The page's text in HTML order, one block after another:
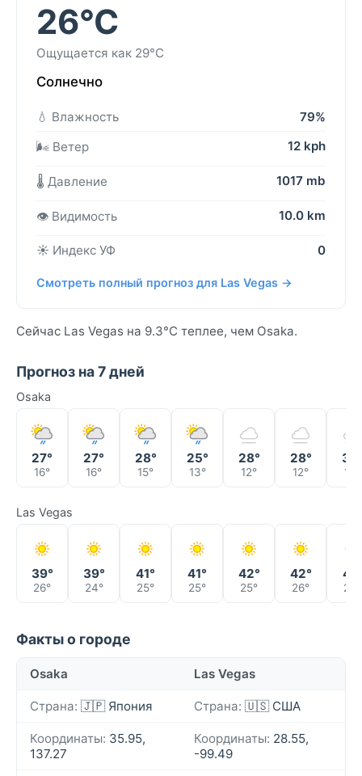
26°C
Ощущается как 29°C
Солнечно
💧 Влажность
79%
🌬️ Ветер
12 kph
🌡️ Давление 1017 mb
👁️ Видимость 10.0 km
☀️ Индекс УФ 0
Смотреть полный прогноз для Las Vegas →
Сейчас Las Vegas на 9.3°C теплее, чем Osaka.
Прогноз на 7 дней
Osaka
27°
16°
27°
16°
28°
15°
25°
13°
28°
12°
28°
12° 13°
Las Vegas
39°
26°
39°
24°
41°
25°
41°
25°
42°
25°
42°
26°
41°
25°
Факты о городе
Osaka Las Vegas
Страна: 🇯🇵 Япония Страна: 🇺🇸 США
Координаты: 35.95,
137.27
Координаты: 28.55,
-99.49